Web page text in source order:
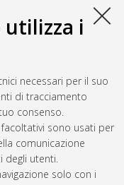
utilizza i
necessari per il suo
di tracciamento
consenso.
sono usati per
comunicazione
degli utenti.
solo con i
dynamic behavior of
the solid-to-fluid
movement,
Università di
della terra, della vita e
Aug 5 20:50:17 2026